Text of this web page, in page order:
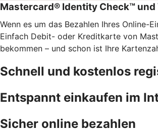
Mastercard® Identity Check™ und
Wenn es um das Bezahlen Ihres
Einfach Debit- oder Kreditkarte von
bekommen – und schon ist Ihre
Schnell und kostenlos
Entspannt einkaufen im
Sicher online bezahlen